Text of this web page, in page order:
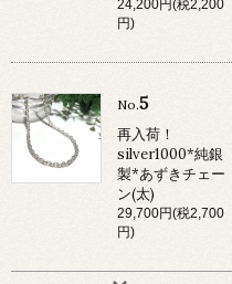
24,200円(税2,200
円)
No.5
再入荷！
silver1000*純銀
製*あずきチェー
ン(太)
29,700円(税2,700
円)